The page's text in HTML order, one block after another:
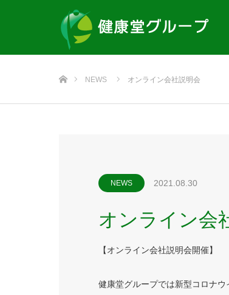
NEWS オンライン会社説明会
NEWS 2021.08.30
オンライン会
【オンライン会社説明会開催】
健康堂グループでは新型コロナウ